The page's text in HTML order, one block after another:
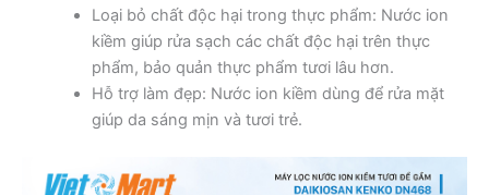
Loại bỏ chất độc hại trong thực phẩm: Nước ion
kiềm giúp rửa sạch các chất độc hại trên thực
phẩm, bảo quản thực phẩm tươi lâu hơn.
Hỗ trợ làm đẹp: Nước ion kiềm dùng để rửa mặt
giúp da sáng mịn và tươi trẻ.